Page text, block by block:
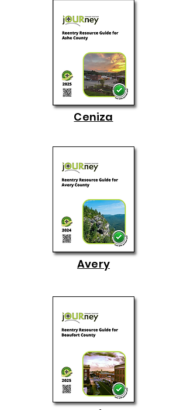
Ceniza
Avery